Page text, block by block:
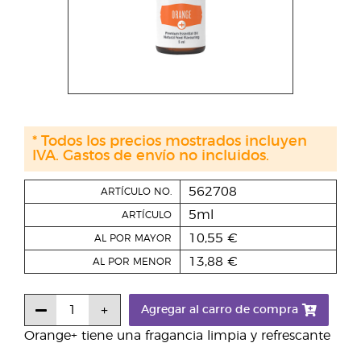
Orange+ tiene una fragancia limpia y refrescante
ARTÍCULO NO. 562708
ARTÍCULO 5ml
AL POR MAYOR 10,55 €
AL POR MENOR 13,88 €
Agregar al carro de compra
* Todos los precios mostrados incluyen
IVA. Gastos de envío no incluidos.